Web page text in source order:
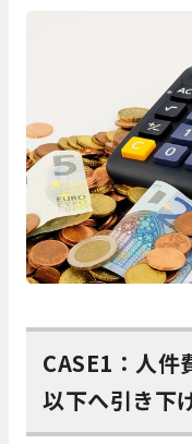
CASE1：人
以下へ引き下